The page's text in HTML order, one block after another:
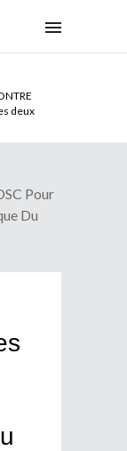
deux
Pour
Du